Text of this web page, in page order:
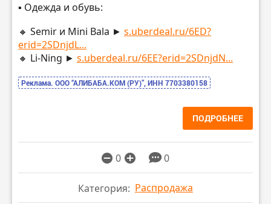
▪️ Одежда и обувь:
🔸 Semir и Mini Bala ► s.uberdeal.ru/6ED?
erid=2SDnjdL...
🔸 Li-Ning ► s.uberdeal.ru/6EE?erid=2SDnjdN...
Реклама. ООО “АЛИБАБА.КОМ (РУ)”, ИНН 7703380158
ПОДРОБНЕЕ
0 0
Категория: Распродажа